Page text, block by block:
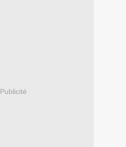
Publicité